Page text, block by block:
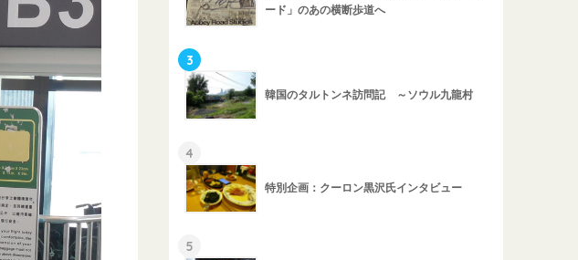
ード」のあの横断歩道へ
3
韓国のタルトンネ訪問記 ～ソウル九龍村
4
特別企画：クーロン黒沢氏インタビュー
5